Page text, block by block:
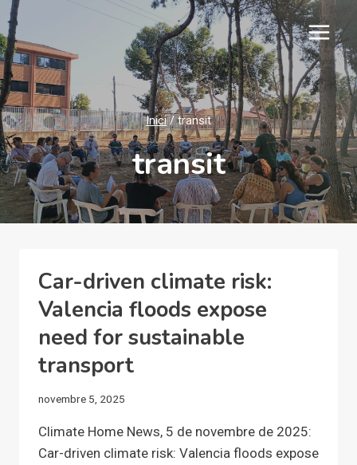
Vés
al
contingut
Inici / transit
transit
Car-driven climate risk:
Valencia floods expose
need for sustainable
transport
novembre 5, 2025
Climate Home News, 5 de novembre de 2025:
Car-driven climate risk: Valencia floods expose